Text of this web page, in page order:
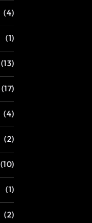
(4)
(1)
(13)
(17)
(4)
(2)
(10)
(1)
(2)